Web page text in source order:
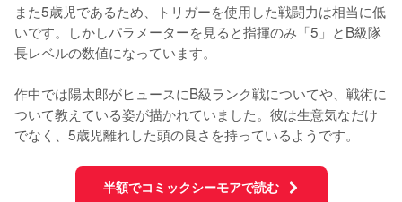
また5歳児であるため、トリガーを使用した戦闘力は相当に低
いです。しかしパラメーターを見ると指揮のみ「5」とB級隊
長レベルの数値になっています。
作中では陽太郎がヒュースにB級ランク戦についてや、戦術に
ついて教えている姿が描かれていました。彼は生意気なだけ
でなく、5歳児離れした頭の良さを持っているようです。
半額でコミックシーモアで読む